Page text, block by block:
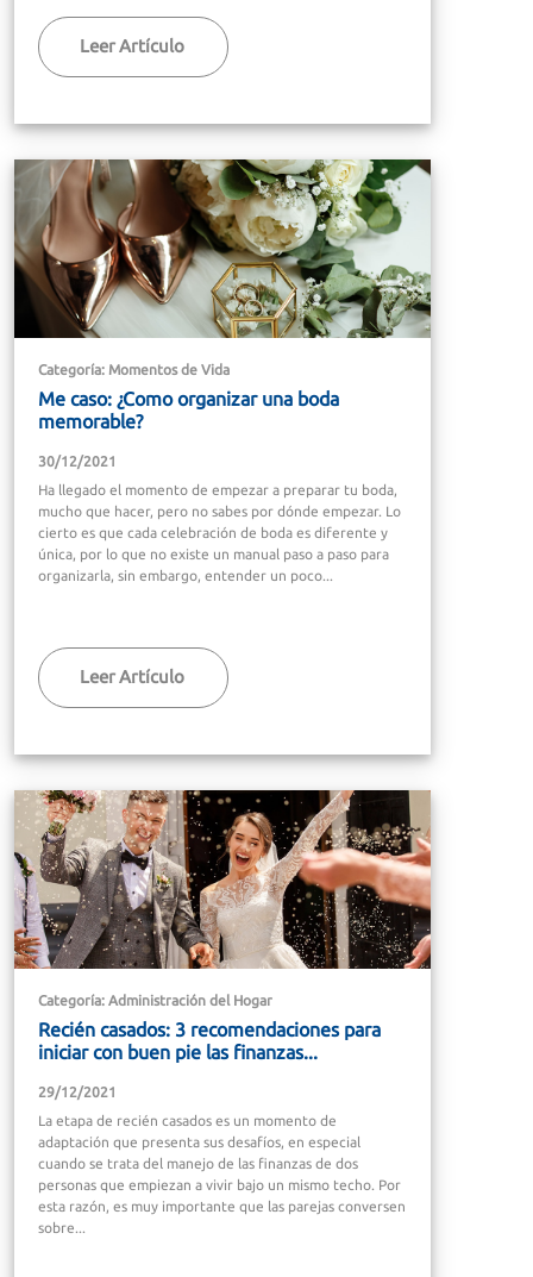
Leer Artículo
Categoría: Momentos de Vida
Me caso: ¿Como organizar una boda
memorable?
30/12/2021
Ha llegado el momento de empezar a preparar tu boda,
mucho que hacer, pero no sabes por dónde empezar. Lo
cierto es que cada celebración de boda es diferente y
única, por lo que no existe un manual paso a paso para
organizarla, sin embargo, entender un poco...
Leer Artículo
Categoría: Administración del Hogar
Recién casados: 3 recomendaciones para
iniciar con buen pie las finanzas...
29/12/2021
La etapa de recién casados es un momento de
adaptación que presenta sus desafíos, en especial
cuando se trata del manejo de las finanzas de dos
personas que empiezan a vivir bajo un mismo techo. Por
esta razón, es muy importante que las parejas conversen
sobre...